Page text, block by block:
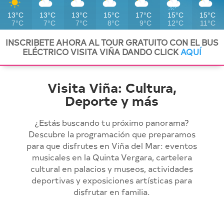
13°C
7°C
13°C
7°C
13°C
7°C
15°C
8°C
17°C
9°C
15°C
12°C
15°C
11°C
INSCRIBETE AHORA AL TOUR GRATUITO CON EL BUS
ELÉCTRICO VISITA VIÑA DANDO CLICKAQUÍ
Visita Viña: Cultura,
Deporte y más
¿Estás buscando tu próximo panorama?
Descubre la programación que preparamos
para que disfrutes en Viña del Mar: eventos
musicales en la Quinta Vergara, cartelera
cultural en palacios y museos, actividades
deportivas y exposiciones artísticas para
disfrutar en familia.